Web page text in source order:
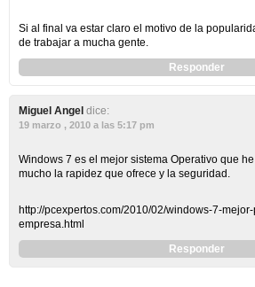
Si al final va estar claro el motivo de la
de trabajar a mucha gente.
Responder
Miguel Angel dice:
19 marzo , 2010 a las 5:17 pm
Windows 7 es el mejor sistema Operativo que
mucho la rapidez que ofrece y la seguridad.
http://pcexpertos.com/2010/02/windows-7-
empresa.html
Responder